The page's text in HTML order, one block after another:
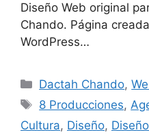
Diseño Web original
Chando. Página
WordPress…
Dactah Chando,
8 Producciones,
Cultura, Diseño,